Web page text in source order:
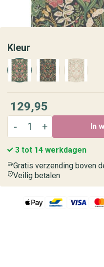
Kleur
129,95
In
3 tot 14 werkdagen
Gratis verzending boven
Veilig betalen